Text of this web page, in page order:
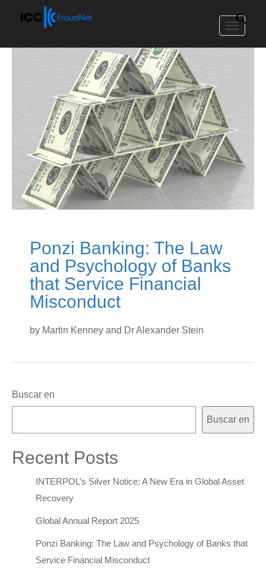
Toggle
Ponzi Banking: The Law
and Psychology of Banks
that Service Financial
Misconduct
by Martin Kenney and Dr Alexander Stein
Buscar en
Buscar en
Recent Posts
INTERPOL’s Silver Notice: A New Era in Global Asset
Recovery
Global Annual Report 2025
Ponzi Banking: The Law and Psychology of Banks that
Service Financial Misconduct